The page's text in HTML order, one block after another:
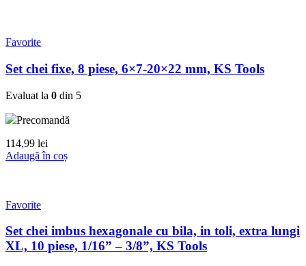
Favorite
Set chei fixe, 8 piese, 6×7-20×22 mm, KS Tools
Evaluat la 0 din 5
Precomandă
114,99 lei
Adaugă în coș
Favorite
Set chei imbus hexagonale cu bila, in toli, extra lungi
XL, 10 piese, 1/16” – 3/8”, KS Tools